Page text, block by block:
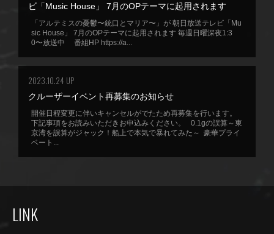
ビ「Music House」 7月のOPテーマに起用されます
「アルテミスの憂鬱〜銃口とマリア〜」が 朝日放送テレビ「Mu
sic House」 7月のOPテーマに起用されます 毎週日曜深夜1:3
0〜放送中 番組HP https://a...
2023.10.24 UP
クルーザーイベント再募集のお知らせ
開催日程変更に伴いキャンセルがでたため再募集を行います。
下記事項をお読みいただきお申込みください。 0.1gの誤算～東
京湾を誤算がジャック！船上で本気で暴れてみた～ 豪華プライ
ベート...
LINK